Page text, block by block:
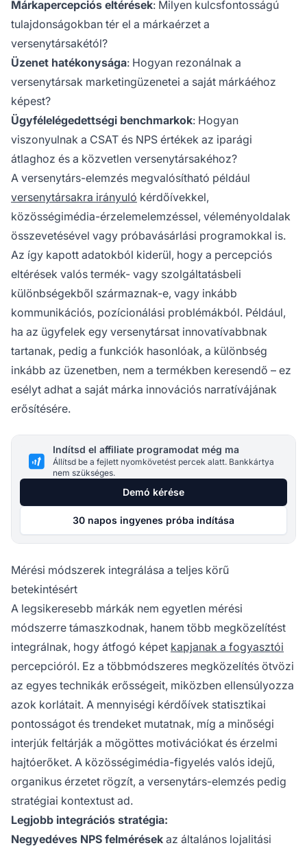
Márkapercepciós eltérések: Milyen kulcsfontosságú
tulajdonságokban tér el a márkaérzet a
versenytársakétól?
Üzenet hatékonysága: Hogyan rezonálnak a
versenytársak marketingüzenetei a saját márkáéhoz
képest?
Ügyfélelégedettségi benchmarkok: Hogyan
viszonyulnak a CSAT és NPS értékek az iparági
átlaghoz és a közvetlen versenytársakéhoz?
A versenytárs-elemzés megvalósítható például
versenytársakra irányuló kérdőívekkel,
közösségimédia-érzelemelemzéssel, véleményoldalak
összevetésével vagy próbavásárlási programokkal is.
Az így kapott adatokból kiderül, hogy a percepciós
eltérések valós termék- vagy szolgáltatásbeli
különbségekből származnak-e, vagy inkább
kommunikációs, pozícionálási problémákból. Például,
ha az ügyfelek egy versenytársat innovatívabbnak
tartanak, pedig a funkciók hasonlóak, a különbség
inkább az üzenetben, nem a termékben keresendő – ez
esélyt adhat a saját márka innovációs narratívájának
erősítésére.
Indítsd el affiliate programodat még ma
Állítsd be a fejlett nyomkövetést percek alatt. Bankkártya
nem szükséges.
Demó kérése
30 napos ingyenes próba indítása
Mérési módszerek integrálása a teljes körű
betekintésért
A legsikeresebb márkák nem egyetlen mérési
módszerre támaszkodnak, hanem több megközelítést
integrálnak, hogy átfogó képet kapjanak a fogyasztói
percepcióról. Ez a többmódszeres megközelítés ötvözi
az egyes technikák erősségeit, miközben ellensúlyozza
azok korlátait. A mennyiségi kérdőívek statisztikai
pontosságot és trendeket mutatnak, míg a minőségi
interjúk feltárják a mögöttes motivációkat és érzelmi
hajtóerőket. A közösségimédia-figyelés valós idejű,
organikus érzetet rögzít, a versenytárs-elemzés pedig
stratégiai kontextust ad.
Legjobb integrációs stratégia:
Negyedéves NPS felmérések az általános lojalitási